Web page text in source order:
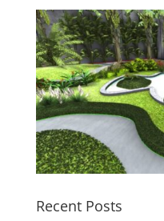
Recent Posts